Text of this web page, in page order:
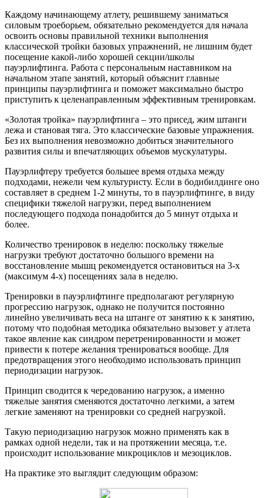
Каждому начинающему атлету, решившему заниматься
силовым троеборьем, обязательно рекомендуется для начала
освоить основы правильной техники выполнения
классической тройки базовых упражнений, не лишним будет
посещение какой-либо хорошей секции/школы
пауэрлифтинга. Работа с персональным наставником на
начальном этапе занятий, который объяснит главные
принципы пауэрлифтинга и поможет максимально быстро
приступить к целенаправленным эффективным тренировкам.
«Золотая тройка» пауэрлифтинга – это присед, жим штанги
лежа и становая тяга. Это классические базовые упражнения.
Без их выполнения невозможно добиться значительного
развития силы и впечатляющих объемов мускулатуры.
Пауэрлифтеру требуется большее время отдыха между
подходами, нежели чем культуристу. Если в бодибилдинге оно
составляет в среднем 1-2 минуты, то в пауэрлифтинге, в виду
специфики тяжелой нагрузки, перед выполнением
последующего подхода понадобится до 5 минут отдыха и
более.
Количество тренировок в неделю: поскольку тяжелые
нагрузки требуют достаточно большого времени на
восстановление мышц рекомендуется остановиться на 3-х
(максимум 4-х) посещениях зала в неделю.
Тренировки в пауэрлифтинге предполагают регулярную
прогрессию нагрузок, однако не получится постоянно
линейно увеличивать веса на штанге от занятию к к занятию,
потому что подобная методика обязательно вызовет у атлета
такое явление как синдром перетренированности и может
привести к потере желания тренироваться вообще. Для
предотвращения этого необходимо использовать принцип
периодизации нагрузок.
Принцип сводится к чередованию нагрузок, а именно
тяжелые занятия сменяются достаточно легкими, а затем
легкие заменяют на тренировки со средней нагрузкой.
Такую периодизацию нагрузок можно применять как в
рамках одной недели, так и на протяжении месяца, т.е.
происходит использование микроциклов и мезоциклов.
На практике это выглядит следующим образом: